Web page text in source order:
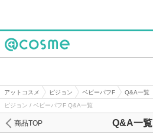
アットコスメ ピジョン ベビーパフF
Q&A一覧
ピジョン / ベビーパフF Q&A一覧
Q&A一覧
商品TOP